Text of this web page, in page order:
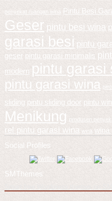
penyekat ruangan wina Pintu Besi
Geser pintu besi wina
garasi besi pintu
geser pintu garasi minimalis
modern pintu garasi
pintu garasi wina
sliding pintu sliding door pintu
Menikung produsen
rel pintu garasi wina wina
wina
Social Profiles
SMThemes